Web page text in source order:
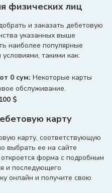
физических лиц
и заказать дебетовую
указанных выше
наиболее популярные
такими как:
0 сум: Некоторые карты
обслуживание.
$
карту
карту, соответствующую
выбрать ее на сайте
форма с подробным
и последующего
онлайн и получите свою